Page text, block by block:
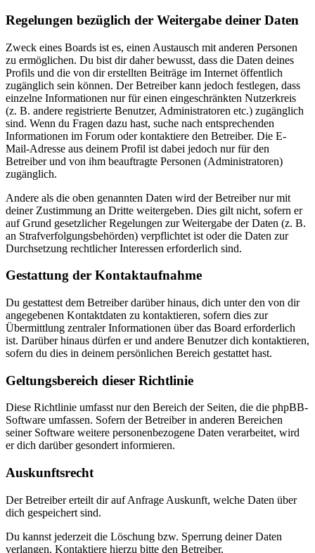
Regelungen bezüglich der Weitergabe deiner Daten
Zweck eines Boards ist es, einen Austausch mit anderen Personen
zu ermöglichen. Du bist dir daher bewusst, dass die Daten deines
Profils und die von dir erstellten Beiträge im Internet öffentlich
zugänglich sein können. Der Betreiber kann jedoch festlegen, dass
einzelne Informationen nur für einen eingeschränkten Nutzerkreis
(z. B. andere registrierte Benutzer, Administratoren etc.) zugänglich
sind. Wenn du Fragen dazu hast, suche nach entsprechenden
Informationen im Forum oder kontaktiere den Betreiber. Die E-
Mail-Adresse aus deinem Profil ist dabei jedoch nur für den
Betreiber und von ihm beauftragte Personen (Administratoren)
zugänglich.
Andere als die oben genannten Daten wird der Betreiber nur mit
deiner Zustimmung an Dritte weitergeben. Dies gilt nicht, sofern er
auf Grund gesetzlicher Regelungen zur Weitergabe der Daten (z. B.
an Strafverfolgungsbehörden) verpflichtet ist oder die Daten zur
Durchsetzung rechtlicher Interessen erforderlich sind.
Gestattung der Kontaktaufnahme
Du gestattest dem Betreiber darüber hinaus, dich unter den von dir
angegebenen Kontaktdaten zu kontaktieren, sofern dies zur
Übermittlung zentraler Informationen über das Board erforderlich
ist. Darüber hinaus dürfen er und andere Benutzer dich kontaktieren,
sofern du dies in deinem persönlichen Bereich gestattet hast.
Geltungsbereich dieser Richtlinie
Diese Richtlinie umfasst nur den Bereich der Seiten, die die phpBB-
Software umfassen. Sofern der Betreiber in anderen Bereichen
seiner Software weitere personenbezogene Daten verarbeitet, wird
er dich darüber gesondert informieren.
Auskunftsrecht
Der Betreiber erteilt dir auf Anfrage Auskunft, welche Daten über
dich gespeichert sind.
Du kannst jederzeit die Löschung bzw. Sperrung deiner Daten
verlangen. Kontaktiere hierzu bitte den Betreiber.